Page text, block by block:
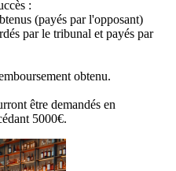
:
(payés par l'opposant)
par le tribunal et payés par
obtenu.
être demandés en
5000€.